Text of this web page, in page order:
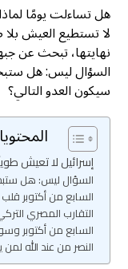
هل تساءلت يومًا
لا تستطيع العيش
نهايتها، تبحث عن
السؤال ليس: هل
سيكون العدو التالي؟
إسرائيل لا تعيش
السؤال ليس: هل
السابع من أكتوبر
التقارب المصري
السابع من أكتوبر
النصر من عند الله لمن